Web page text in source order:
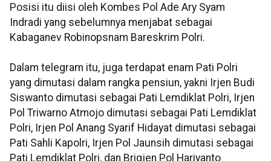
Posisi itu diisi oleh Kombes Pol Ade Ary Syam
Indradi yang sebelumnya menjabat sebagai
Kabaganev Robinopsnam Bareskrim Polri.
Dalam telegram itu, juga terdapat enam Pati Polri
yang dimutasi dalam rangka pensiun, yakni Irjen Budi
Siswanto dimutasi sebagai Pati Lemdiklat Polri, Irjen
Pol Triwarno Atmojo dimutasi sebagai Pati Lemdiklat
Polri, Irjen Pol Anang Syarif Hidayat dimutasi sebagai
Pati Sahli Kapolri, Irjen Pol Jaunsih dimutasi sebagai
Pati Lemdiklat Polri, dan Brigjen Pol Hariyanto